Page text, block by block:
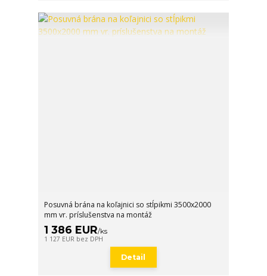
Posuvná brána na koľajnici so stĺpikmi 3500x2000
mm vr. príslušenstva na montáž
1 386 EUR/ks
1 127 EUR bez DPH
Detail